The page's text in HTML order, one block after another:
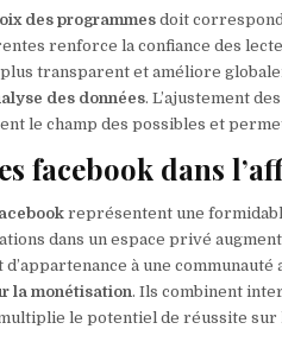
des programmes doit
renforce la confiance des
transparent et améliore
des données. L’ajustement
le champ des possibles et
facebook dans
représentent une
dans un espace privé
à une
la monétisation. Ils combinent
le potentiel de réussite sur